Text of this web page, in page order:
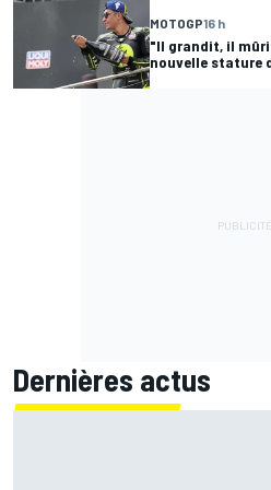
MOTOGP16 h
"Il grandit, il
nouvelle stature
Dernières actus